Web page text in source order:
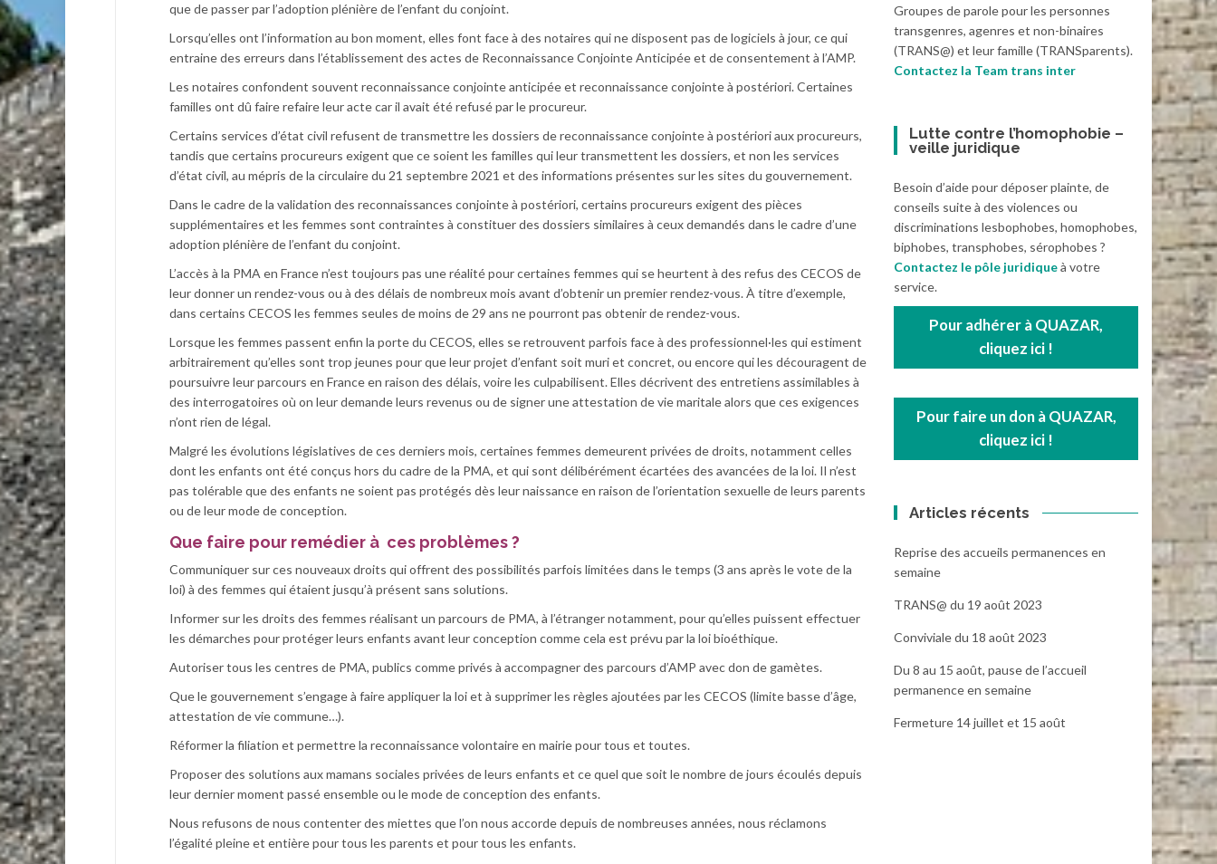
que de passer par l’adoption plénière de l’enfant du conjoint.
Lorsqu’elles ont l’information au bon moment, elles font face à des notaires qui ne disposent pas de logiciels à jour, ce qui
entraine des erreurs dans l’établissement des actes de Reconnaissance Conjointe Anticipée et de consentement à l’AMP.
Les notaires confondent souvent reconnaissance conjointe anticipée et reconnaissance conjointe à postériori. Certaines
familles ont dû faire refaire leur acte car il avait été refusé par le procureur.
Certains services d’état civil refusent de transmettre les dossiers de reconnaissance conjointe à postériori aux procureurs,
tandis que certains procureurs exigent que ce soient les familles qui leur transmettent les dossiers, et non les services
d’état civil, au mépris de la circulaire du 21 septembre 2021 et des informations présentes sur les sites du gouvernement.
Dans le cadre de la validation des reconnaissances conjointe à postériori, certains procureurs exigent des pièces
supplémentaires et les femmes sont contraintes à constituer des dossiers similaires à ceux demandés dans le cadre d’une
adoption plénière de l’enfant du conjoint.
L’accès à la PMA en France n’est toujours pas une réalité pour certaines femmes qui se heurtent à des refus des CECOS de
leur donner un rendez-vous ou à des délais de nombreux mois avant d’obtenir un premier rendez-vous. À titre d’exemple,
dans certains CECOS les femmes seules de moins de 29 ans ne pourront pas obtenir de rendez-vous.
Lorsque les femmes passent enfin la porte du CECOS, elles se retrouvent parfois face à des professionnel·les qui estiment
arbitrairement qu’elles sont trop jeunes pour que leur projet d’enfant soit muri et concret, ou encore qui les découragent de
poursuivre leur parcours en France en raison des délais, voire les culpabilisent. Elles décrivent des entretiens assimilables à
des interrogatoires où on leur demande leurs revenus ou de signer une attestation de vie maritale alors que ces exigences
n’ont rien de légal.
Malgré les évolutions législatives de ces derniers mois, certaines femmes demeurent privées de droits, notamment celles
dont les enfants ont été conçus hors du cadre de la PMA, et qui sont délibérément écartées des avancées de la loi. Il n’est
pas tolérable que des enfants ne soient pas protégés dès leur naissance en raison de l’orientation sexuelle de leurs parents
ou de leur mode de conception.
Que faire pour remédier à ces problèmes ?
Communiquer sur ces nouveaux droits qui offrent des possibilités parfois limitées dans le temps (3 ans après le vote de la
loi) à des femmes qui étaient jusqu’à présent sans solutions.
Informer sur les droits des femmes réalisant un parcours de PMA, à l’étranger notamment, pour qu’elles puissent effectuer
les démarches pour protéger leurs enfants avant leur conception comme cela est prévu par la loi bioéthique.
Autoriser tous les centres de PMA, publics comme privés à accompagner des parcours d’AMP avec don de gamètes.
Que le gouvernement s’engage à faire appliquer la loi et à supprimer les règles ajoutées par les CECOS (limite basse d’âge,
attestation de vie commune…).
Réformer la filiation et permettre la reconnaissance volontaire en mairie pour tous et toutes.
Proposer des solutions aux mamans sociales privées de leurs enfants et ce quel que soit le nombre de jours écoulés depuis
leur dernier moment passé ensemble ou le mode de conception des enfants.
Nous refusons de nous contenter des miettes que l’on nous accorde depuis de nombreuses années, nous réclamons
l’égalité pleine et entière pour tous les parents et pour tous les enfants.
Groupes de parole pour les personnes
transgenres, agenres et non-binaires
(TRANS@) et leur famille (TRANSparents).
Contactez la Team trans inter
Lutte contre l’homophobie –
veille juridique
Besoin d’aide pour déposer plainte, de
conseils suite à des violences ou
discriminations lesbophobes, homophobes,
biphobes, transphobes, sérophobes ?
Contactez le pôle juridiqueà votre
service.
Pour adhérer à QUAZAR,
cliquez ici !
Pour faire un don à QUAZAR,
cliquez ici !
Articles récents
Reprise des accueils permanences en
semaine
TRANS@ du 19 août 2023
Conviviale du 18 août 2023
Du 8 au 15 août, pause de l’accueil
permanence en semaine
Fermeture 14 juillet et 15 août